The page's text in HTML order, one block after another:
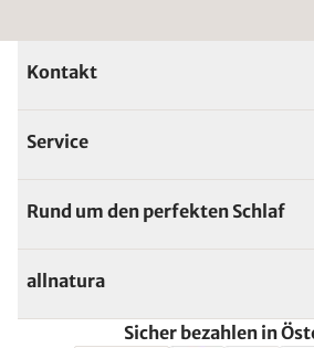
Kontakt
Service
Rund um den perfekten Schlaf
allnatura
Sicher bezahlen in